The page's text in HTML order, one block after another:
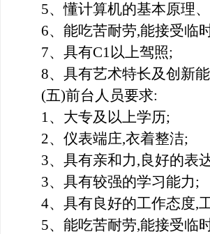
5、懂计算机的基本原理
6、能吃苦耐劳,能接受临
7、具有C1以上驾照;
8、具有艺术特长及创新能
(五)前台人员要求:
1、大专及以上学历;
2、仪表端庄,衣着整洁;
3、具有亲和力,良好的表
3、具有较强的学习能力;
4、具有良好的工作态度,
5、能吃苦耐劳,能接受临